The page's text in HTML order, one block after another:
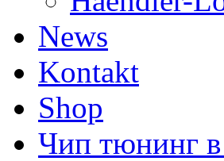
News
Kontakt
Shop
Чип тюнинг